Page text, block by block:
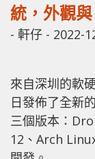
統，外觀
- 軒仔 - 2022-
來自深圳的軟
日發佈了全新
三個版本：
12、Arch